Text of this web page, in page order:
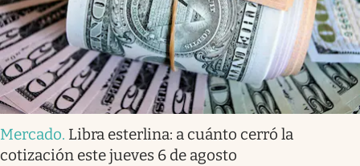
Mercado. Libra esterlina: a cuánto cerró la
cotización este jueves 6 de agosto